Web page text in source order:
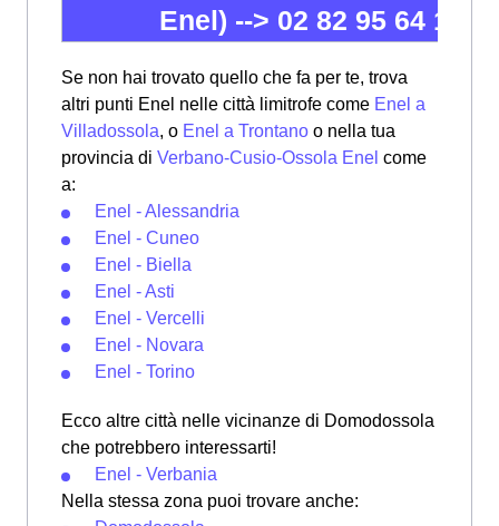
Enel) --> 02 82 95 64 12
Se non hai trovato quello che fa per te, trova
altri punti Enel nelle città limitrofe come Enel a
Villadossola, o Enel a Trontano o nella tua
provincia di Verbano-Cusio-Ossola Enel come
a:
Enel - Alessandria
Enel - Cuneo
Enel - Biella
Enel - Asti
Enel - Vercelli
Enel - Novara
Enel - Torino
Ecco altre città nelle vicinanze di Domodossola
che potrebbero interessarti!
Enel - Verbania
Nella stessa zona puoi trovare anche: